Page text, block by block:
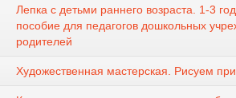
Лепка с детьми раннего возраста. 1-3
пособие для педагогов дошкольных
родителей
Художественная мастерская. Рисуем